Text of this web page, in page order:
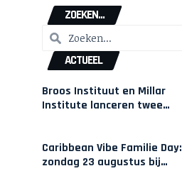
ZOEKEN...
ACTUEEL
Broos Instituut en Millar
Institute lanceren twee
Caribbean Vibe Familie Day:
zondag 23 augustus bij